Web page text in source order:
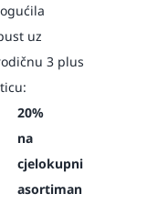
uz
3 plus
20%
na
cjelokupni
asortiman